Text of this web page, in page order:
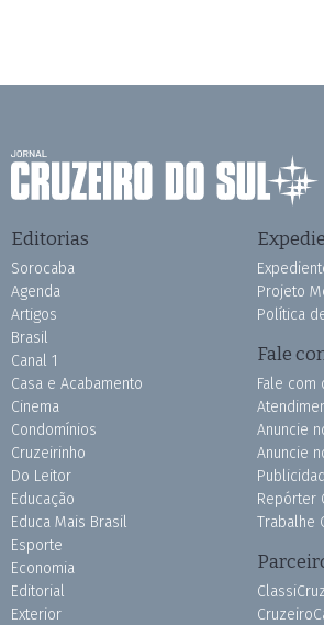
Editorias
Sorocaba
Agenda
Artigos
Brasil
Canal 1
Casa e Acabamento
Cinema
Condomínios
Cruzeirinho
Do Leitor
Educação
Educa Mais Brasil
Esporte
Economia
Editorial
Exterior
Projeto
Política
Fale
Fale com
Anuncie
Anuncie
Repórter
Trabalhe